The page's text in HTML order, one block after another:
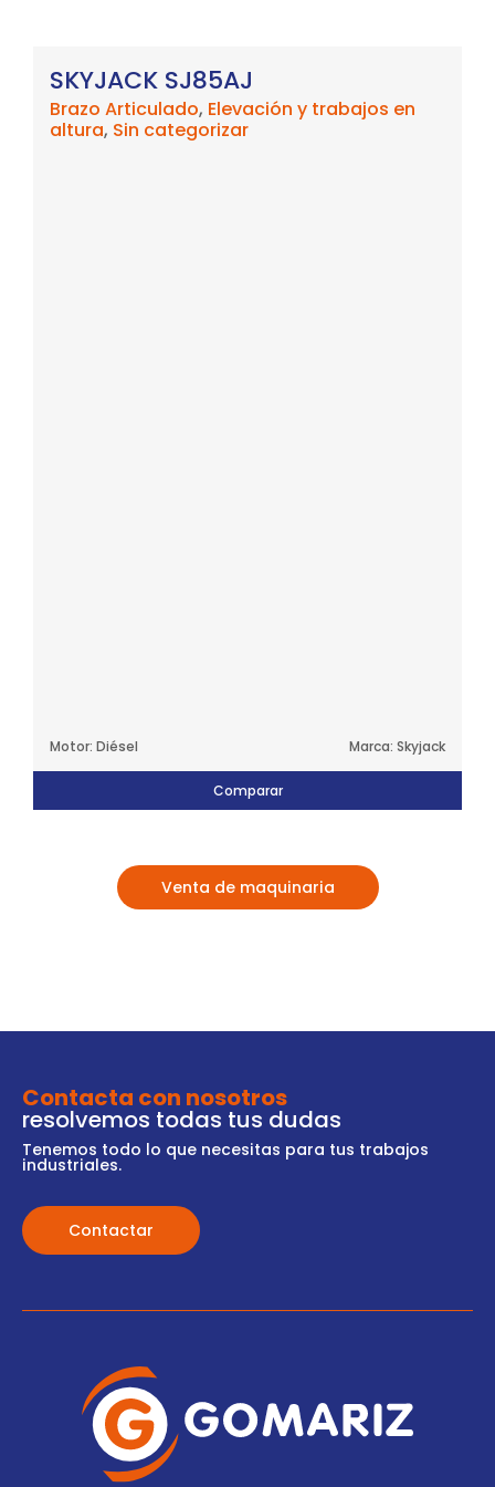
SKYJACK SJ85AJ
Brazo Articulado, Elevación y trabajos en
altura, Sin categorizar
Motor: Diésel Marca: Skyjack
Comparar
Venta de maquinaria
Contacta con nosotros
resolvemos todas tus dudas
Tenemos todo lo que necesitas para tus trabajos
industriales.
Contactar